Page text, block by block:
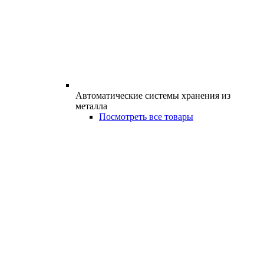
Автоматические системы хранения из
металла
Посмотреть все товары